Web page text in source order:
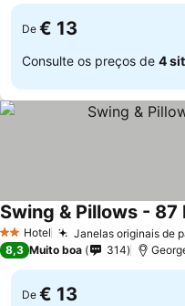
De € 13
Consulte os preços de 4
2 Estrelas
Hotel Janelas originais de
Swing & Pillows - 87
8,3 Muito boa 314
De € 13